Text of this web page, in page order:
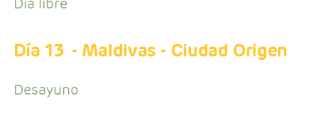
Día libre
Día 13 - Maldivas - Ciudad Origen
Desayuno